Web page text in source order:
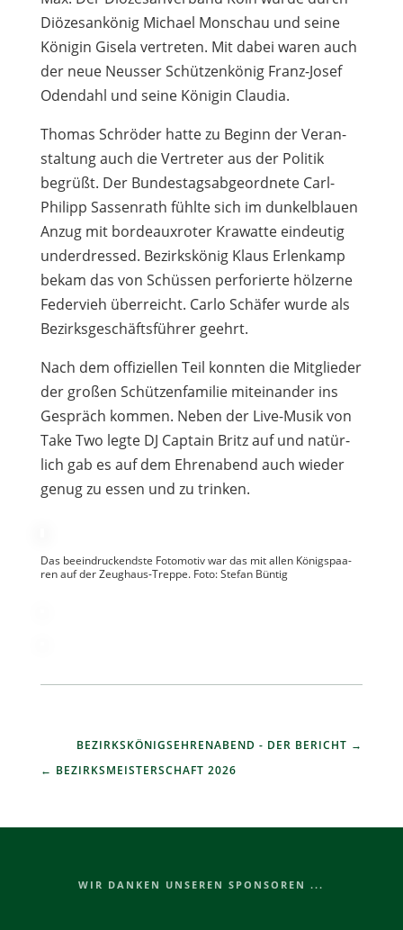
Das beein­dru­ckendste Foto­mo­tiv war das mit allen Königs­paa­
ren auf der Zeug­haus-Treppe. Foto: Ste­fan Büntig
Diö­ze­san­kö­nig Michael Mon­schau und seine
Köni­gin Gisela ver­tre­ten. Mit dabei waren auch
der neue Neus­ser Schüt­zen­kö­nig Franz-Josef
Oden­dahl und seine Köni­gin Claudia.
Tho­mas Schrö­der hatte zu Beginn der Ver­an­
stal­tung auch die Ver­tre­ter aus der Poli­tik
begrüßt. Der Bun­des­tags­ab­ge­ord­nete Carl-
Phil­ipp Sas­sen­rath fühlte sich im dun­kel­blauen
Anzug mit bor­deaux­ro­ter Kra­watte ein­deu­tig
under­dres­sed. Bezirks­kö­nig Klaus Erlen­kamp
bekam das von Schüs­sen per­fo­rierte höl­zerne
Feder­vieh über­reicht. Carlo Schä­fer wurde als
Bezirks­ge­schäfts­füh­rer geehrt.
Nach dem offi­zi­el­len Teil konn­ten die Mit­glie­der
der gro­ßen Schüt­zen­fa­mi­lie mit­ein­an­der ins
Gespräch kom­men. Neben der Live-Musik von
Take Two legte DJ Cap­tain Britz auf und natür­
lich gab es auf dem Ehren­abend auch wie­der
genug zu essen und zu trinken.
BEZIRKSKÖNIGSEHRENABEND - DER BERICHT
BEZIRKSMEISTERSCHAFT 2026
WIR DANKEN UNSEREN SPONSOREN ...